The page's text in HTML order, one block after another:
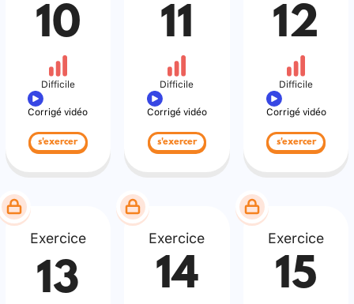
10
Difficile
Corrigé vidéo
s'exercer
11
Difficile
Corrigé vidéo
s'exercer
12
Difficile
Corrigé vidéo
s'exercer
Exercice
13
Exercice
14
Exercice
15